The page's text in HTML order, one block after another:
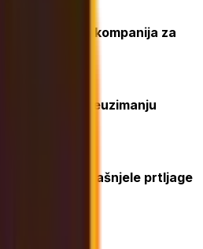
zrakoplovnih kompanija za
na let ili preuzimanju
ili zakašnjele prtljage